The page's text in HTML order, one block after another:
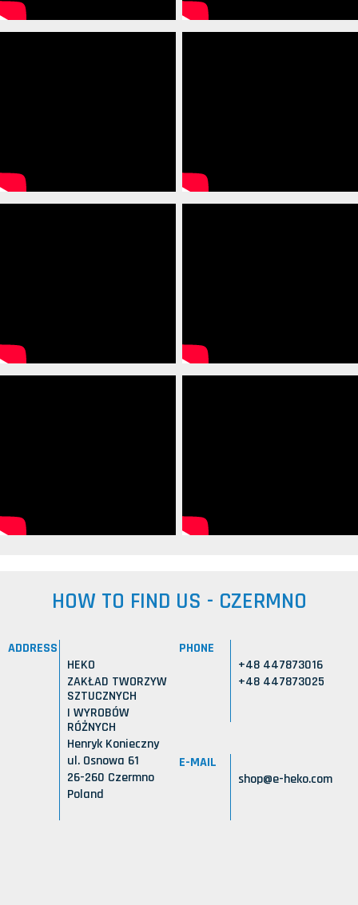
HOW TO FIND US - CZERMNO
ADDRESS
HEKO
ZAKŁAD TWORZYW
SZTUCZNYCH
I WYROBÓW
RÓŻNYCH
Henryk Konieczny
ul. Osnowa 61
26-260 Czermno
Poland
PHONE
+48 447873016
+48 447873025
E-MAIL
shop@e-heko.com